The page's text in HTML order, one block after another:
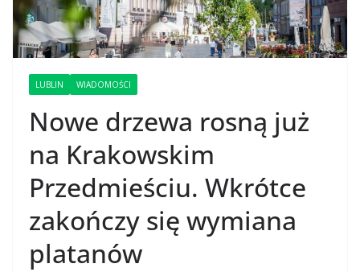
LUBLIN WIADOMOŚCI
Nowe drzewa rosną już
na Krakowskim
Przedmieściu. Wkrótce
zakończy się wymiana
platanów